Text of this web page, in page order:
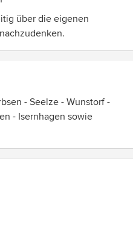
über die eigenen
- Seelze - Wunstorf -
- Isernhagen sowie